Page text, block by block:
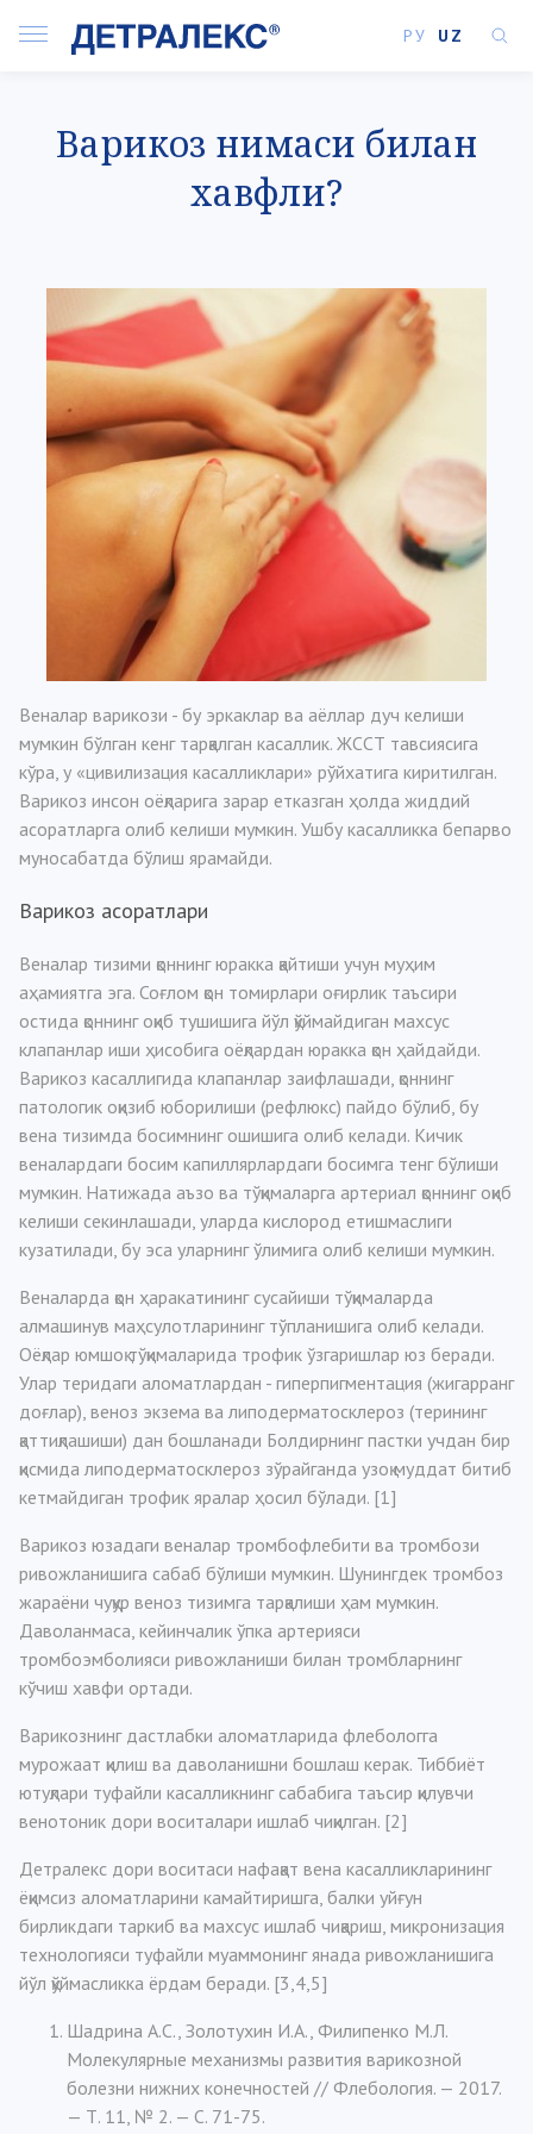
РУ UZ
Варикоз нимаси билан
хавфли?
Веналар варикози - бу эркаклар ва аёллар дуч келиши
мумкин бўлган кенг тарқалган касаллик. ЖССТ тавсиясига
кўра, у «цивилизация касалликлари» рўйхатига киритилган.
Варикоз инсон оёқларига зарар етказган ҳолда жиддий
асоратларга олиб келиши мумкин. Ушбу касалликка бепарво
муносабатда бўлиш ярамайди.
Варикоз асоратлари
Веналар тизими қоннинг юракка қайтиши учун муҳим
аҳамиятга эга. Соғлом қон томирлари оғирлик таъсири
остида қоннинг оқиб тушишига йўл қўймайдиган махсус
клапанлар иши ҳисобига оёқлардан юракка қон ҳайдайди.
Варикоз касаллигида клапанлар заифлашади, қоннинг
патологик оқизиб юборилиши (рефлюкс) пайдо бўлиб, бу
вена тизимда босимнинг ошишига олиб келади. Кичик
веналардаги босим капиллярлардаги босимга тенг бўлиши
мумкин. Натижада аъзо ва тўқималарга артериал қоннинг оқиб
келиши секинлашади, уларда кислород етишмаслиги
кузатилади, бу эса уларнинг ўлимига олиб келиши мумкин.
Веналарда қон ҳаракатининг сусайиши тўқималарда
алмашинув маҳсулотларининг тўпланишига олиб келади.
Оёқлар юмшоқ тўқималарида трофик ўзгаришлар юз беради.
Улар теридаги аломатлардан - гиперпигментация (жигарранг
доғлар), веноз экзема ва липодерматосклероз (терининг
қаттиқлашиши) дан бошланади Болдирнинг пастки учдан бир
қисмида липодерматосклероз зўрайганда узоқ муддат битиб
кетмайдиган трофик яралар ҳосил бўлади. [1]
Варикоз юзадаги веналар тромбофлебити ва тромбози
ривожланишига сабаб бўлиши мумкин. Шунингдек тромбоз
жараёни чуқур веноз тизимга тарқалиши ҳам мумкин.
Даволанмаса, кейинчалик ўпка артерияси
тромбоэмболияси ривожланиши билан тромбларнинг
кўчиш хавфи ортади.
Варикознинг дастлабки аломатларида флебологга
мурожаат қилиш ва даволанишни бошлаш керак. Тиббиёт
ютуқлари туфайли касалликнинг сабабига таъсир қилувчи
венотоник дори воситалари ишлаб чиқилган. [2]
Детралекс дори воситаси нафақат вена касалликларининг
ёқимсиз аломатларини камайтиришга, балки уйғун
бирликдаги таркиб ва махсус ишлаб чиқариш, микронизация
технологияси туфайли муаммонинг янада ривожланишига
йўл қўймасликка ёрдам беради. [3,4,5]
Шадрина А.С., Золотухин И.А., Филипенко М.Л.
Молекулярные механизмы развития варикозной
болезни нижних конечностей // Флебология. — 2017.
— Т. 11, № 2. — С. 71-75.